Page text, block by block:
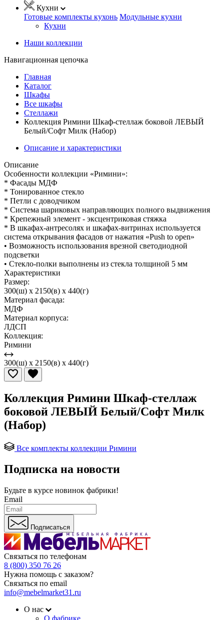
Кухни
Готовые комплекты кухонь Модульные кухни
Кухни
Наши коллекции
Навигационная цепочка
Главная
Каталог
Шкафы
Все шкафы
Стеллажи
Коллекция Римини Шкаф-стеллаж боковой ЛЕВЫЙ
Белый/Софт Милк (Набор)
Описание и характеристики
Описание
Особенности коллекции «Римини»:
* Фасады МДФ
* Тонированное стекло
* Петли с доводчиком
* Система шариковых направляющих полного выдвижения
* Крепежный элемент - эксцентриковая стяжка
* В шкафах-антресолях и шкафах-витринах используется
система открывания фасадов от нажатия «Push to open»
• Возможность использования врезной светодиодной
подсветки
• Стекло-полки выполнены из стекла толщиной 5 мм
Характеристики
Размер:
300(ш) x 2150(в) x 440(г)
Материал фасада:
МДФ
Материал корпуса:
ЛДСП
Коллекция:
Римини
300(ш) x 2150(в) x 440(г)
Коллекция Римини Шкаф-стеллаж
боковой ЛЕВЫЙ Белый/Софт Милк
(Набор)
Все комплекты коллекции Римини
Подписка на новости
Будьте в курсе новинок фабрики!
Email
Подписаться
Связаться по телефонам
8 (800) 350 76 26
Нужна помощь с заказом?
Связаться по email
info@mebelmarket31.ru
О нас